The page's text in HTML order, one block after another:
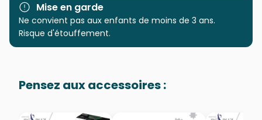
Catégorie
Puzzles - Amour et
Mise en garde
Ne convient pas aux enfants de moins de 3 ans.
Risque d'étouffement.
Pensez aux accessoires :